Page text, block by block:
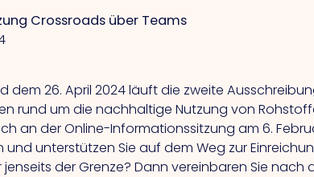
Crossroads über Teams
dem 26. April 2024 läuft die zweite
rund um die nachhaltige Nutzung von
an der Online-Informationssitzung am 6.
unterstützen Sie auf dem Weg zur
jenseits der Grenze? Dann vereinbaren Sie